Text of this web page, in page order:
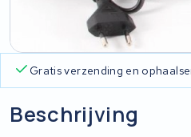
Gratis verzending en
Beschrijving